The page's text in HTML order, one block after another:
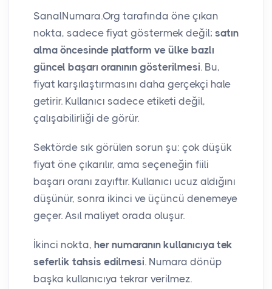
SanalNumara.Org tarafında öne çıkan
nokta, sadece fiyat göstermek değil; satın
alma öncesinde platform ve ülke bazlı
güncel başarı oranının gösterilmesi. Bu,
fiyat karşılaştırmasını daha gerçekçi hale
getirir. Kullanıcı sadece etiketi değil,
çalışabilirliği de görür.
Sektörde sık görülen sorun şu: çok düşük
fiyat öne çıkarılır, ama seçeneğin fiili
başarı oranı zayıftır. Kullanıcı ucuz aldığını
düşünür, sonra ikinci ve üçüncü denemeye
geçer. Asıl maliyet orada oluşur.
İkinci nokta, her numaranın kullanıcıya tek
seferlik tahsis edilmesi. Numara dönüp
başka kullanıcıya tekrar verilmez.